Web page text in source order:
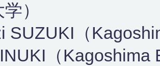
）
SUZUKI（
（Kagoshima